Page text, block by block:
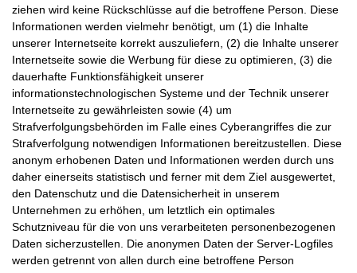
ziehen wird keine Rückschlüsse auf die betroffene Person. Diese
Informationen werden vielmehr benötigt, um (1) die Inhalte
unserer Internetseite korrekt auszuliefern, (2) die Inhalte unserer
Internetseite sowie die Werbung für diese zu optimieren, (3) die
dauerhafte Funktionsfähigkeit unserer
informationstechnologischen Systeme und der Technik unserer
Internetseite zu gewährleisten sowie (4) um
Strafverfolgungsbehörden im Falle eines Cyberangriffes die zur
Strafverfolgung notwendigen Informationen bereitzustellen. Diese
anonym erhobenen Daten und Informationen werden durch uns
daher einerseits statistisch und ferner mit dem Ziel ausgewertet,
den Datenschutz und die Datensicherheit in unserem
Unternehmen zu erhöhen, um letztlich ein optimales
Schutzniveau für die von uns verarbeiteten personenbezogenen
Daten sicherzustellen. Die anonymen Daten der Server-Logfiles
werden getrennt von allen durch eine betroffene Person